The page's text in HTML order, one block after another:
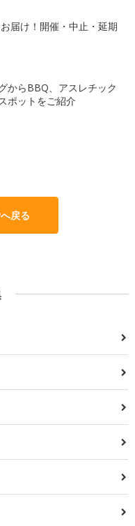
届け！開催・中止・延期
からBBQ、アスレチック
ポットをご紹介
戻る